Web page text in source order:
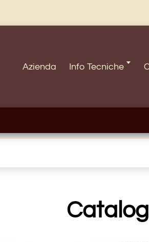
Azienda Info Tecniche 🢓